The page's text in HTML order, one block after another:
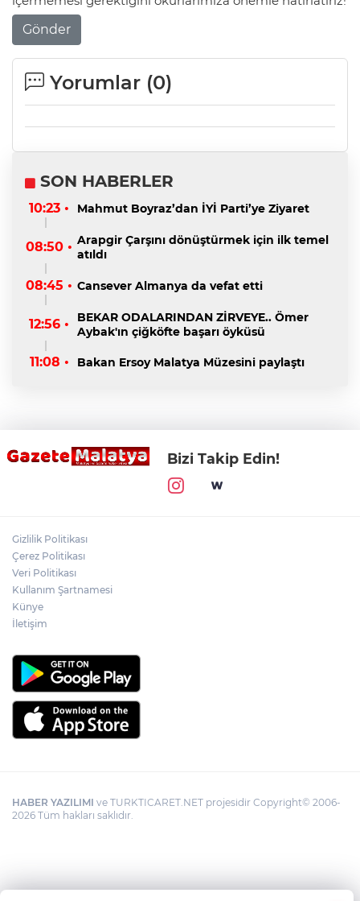
Gönder
Yorumlar (0)
SON HABERLER
10:23 • Mahmut Boyraz’dan İYİ Parti’ye Ziyaret
08:50 • Arapgir Çarşını dönüştürmek için ilk temel
atıldı
08:45 • Cansever Almanya da vefat etti
12:56 •
BEKAR ODALARINDAN ZİRVEYE.. Ömer
Aybak'ın çiğköfte başarı öyküsü
11:08 • Bakan Ersoy Malatya Müzesini paylaştı
Bizi Takip Edin!
Gizlilik Politikası
Çerez Politikası
Veri Politikası
Kullanım Şartnamesi
Künye
İletişim
HABER YAZILIMI ve TURKTICARET.NET projesidir Copyright© 2006-
2026 Tüm hakları saklıdır.